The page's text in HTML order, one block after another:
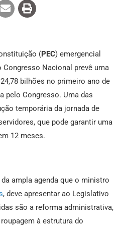
(PEC) emergencial
Congresso Nacional prevê uma
bilhões no primeiro ano de
pelo Congresso. Uma das
temporária da jornada de
que pode garantir uma
12 meses.
ampla agenda que o ministro
, deve apresentar ao Legislativo
são a reforma administrativa,
à estrutura do